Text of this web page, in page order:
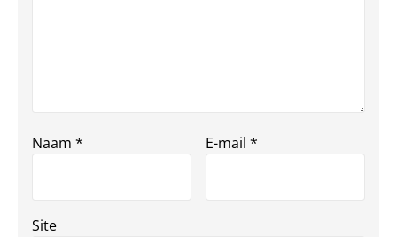
Naam * E-mail *
Site